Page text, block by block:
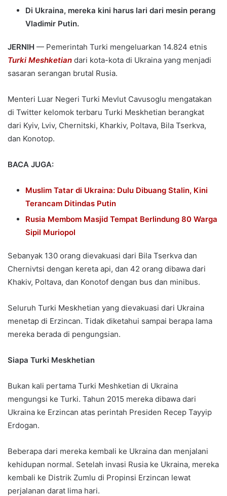
Di Ukraina, mereka kini harus lari dari mesin perang
Vladimir Putin.
JERNIH — Pemerintah Turki mengeluarkan 14.824 etnis
Turki Meshketian dari kota-kota di Ukraina yang menjadi
sasaran serangan brutal Rusia.
Menteri Luar Negeri Turki Mevlut Cavusoglu mengatakan
di Twitter kelomok terbaru Turki Meskhetian berangkat
dari Kyiv, Lviv, Chernitski, Kharkiv, Poltava, Bila Tserkva,
dan Konotop.
BACA JUGA:
Muslim Tatar di Ukraina: Dulu Dibuang Stalin, Kini
Terancam Ditindas Putin
Rusia Membom Masjid Tempat Berlindung 80 Warga
Sipil Muriopol
Sebanyak 130 orang dievakuasi dari Bila Tserkva dan
Chernivtsi dengan kereta api, dan 42 orang dibawa dari
Khakiv, Poltava, dan Konotof dengan bus dan minibus.
Seluruh Turki Meskhetian yang dievakuasi dari Ukraina
menetap di Erzincan. Tidak diketahui sampai berapa lama
mereka berada di pengungsian.
Siapa Turki Meskhetian
Bukan kali pertama Turki Meshketian di Ukraina
mengungsi ke Turki. Tahun 2015 mereka dibawa dari
Ukraina ke Erzincan atas perintah Presiden Recep Tayyip
Erdogan.
Beberapa dari mereka kembali ke Ukraina dan menjalani
kehidupan normal. Setelah invasi Rusia ke Ukraina, mereka
kembali ke Distrik Zumlu di Propinsi Erzincan lewat
perjalanan darat lima hari.